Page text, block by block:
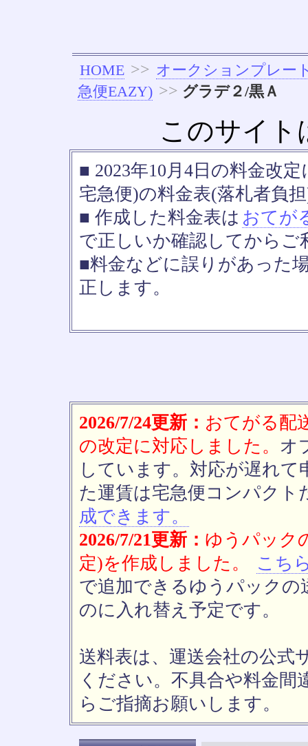
HOME >> オークションプレー
急便EAZY) >> グラデ２/黒Ａ
このサイト
■ 2023年10月4日の料金改
宅急便)の料金表(落札者負
■ 作成した料金表は おてが
で正しいか確認してからご
■料金などに誤りがあった
正します。
2026/7/24更新： おてがる配
の改定に対応しました。 オ
しています。対応が遅れ
た運賃は宅急便コンパクト
成できます。
2026/7/21更新： ゆうパック
定)を作成しました。
こち
で追加できるゆうパックの
のに入れ替え予定です。
送料表は、運送会社の公式
ください。不具合や料金間
らご指摘お願いします。